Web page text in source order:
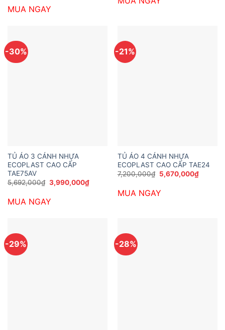
MUA NGAY
-30%
TỦ ÁO 3 CÁNH NHỰA
ECOPLAST CAO CẤP
TAE75AV
5,692,000₫ Giá
gốc
5,692,000₫.
3,990,000₫Giá
hiện
MUA NGAY
-21%
TỦ ÁO 4 CÁNH NHỰA
ECOPLAST CAO CẤP TAE24
7,200,000₫ Giá
gốc
7,200,000₫.
5,670,000₫Giá
hiện
MUA NGAY
-29% -28%